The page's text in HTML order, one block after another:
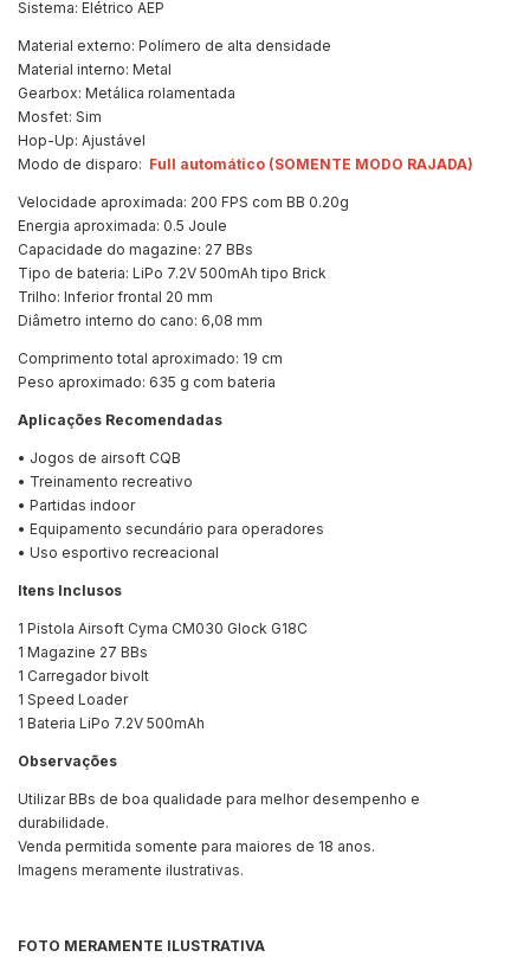
Sistema: Elétrico AEP
Material externo: Polímero de alta densidade
Material interno: Metal
Gearbox: Metálica rolamentada
Mosfet: Sim
Hop-Up: Ajustável
Modo de disparo: Full automático (SOMENTE MODO RAJADA)
Velocidade aproximada: 200 FPS com BB 0.20g
Energia aproximada: 0.5 Joule
Capacidade do magazine: 27 BBs
Tipo de bateria: LiPo 7.2V 500mAh tipo Brick
Trilho: Inferior frontal 20 mm
Diâmetro interno do cano: 6,08 mm
Comprimento total aproximado: 19 cm
Peso aproximado: 635 g com bateria
Aplicações Recomendadas
• Jogos de airsoft CQB
• Treinamento recreativo
• Partidas indoor
• Equipamento secundário para operadores
• Uso esportivo recreacional
Itens Inclusos
1 Pistola Airsoft Cyma CM030 Glock G18C
1 Magazine 27 BBs
1 Carregador bivolt
1 Speed Loader
1 Bateria LiPo 7.2V 500mAh
Observações
Utilizar BBs de boa qualidade para melhor desempenho e
durabilidade.
Venda permitida somente para maiores de 18 anos.
Imagens meramente ilustrativas.
FOTO MERAMENTE ILUSTRATIVA